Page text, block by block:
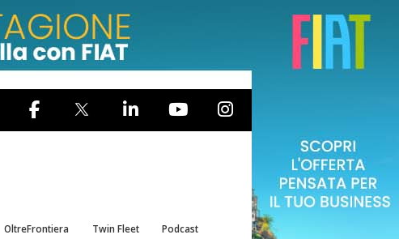
OltreFrontiera Twin Fleet Podcast